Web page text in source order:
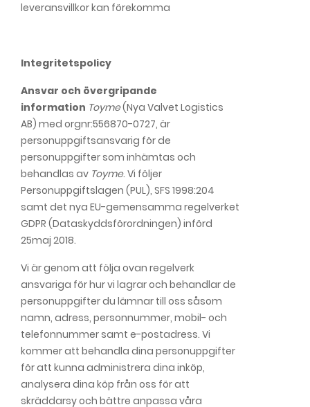
leveransvillkor kan förekomma
Integritetspolicy
Ansvar och övergripande
information Toyme(Nya Valvet Logistics
AB) med orgnr:556870-0727, är
personuppgiftsansvarig för de
personuppgifter som inhämtas och
behandlas av Toyme. Vi följer
Personuppgiftslagen (PUL), SFS 1998:204
samt det nya EU-gemensamma regelverket
GDPR (Dataskyddsförordningen) införd
25maj 2018.
Vi är genom att följa ovan regelverk
ansvariga för hur vi lagrar och behandlar de
personuppgifter du lämnar till oss såsom
namn, adress, personnummer, mobil- och
telefonnummer samt e-postadress. Vi
kommer att behandla dina personuppgifter
för att kunna administrera dina inköp,
analysera dina köp från oss för att
skräddarsy och bättre anpassa våra